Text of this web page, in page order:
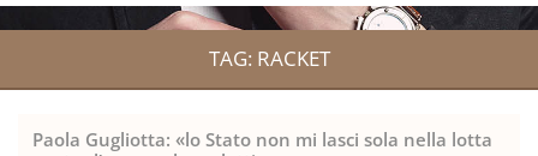
TAG: RACKET
Paola Gugliotta: «lo Stato non mi lasci sola nella lotta